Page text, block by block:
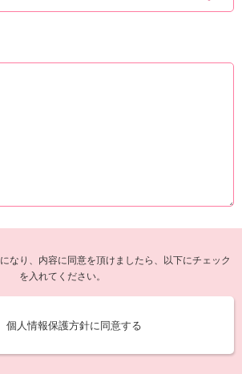
なり、内容に同意を頂けましたら、以下にチェック
を入れてください。
個人情報保護方針に同意する